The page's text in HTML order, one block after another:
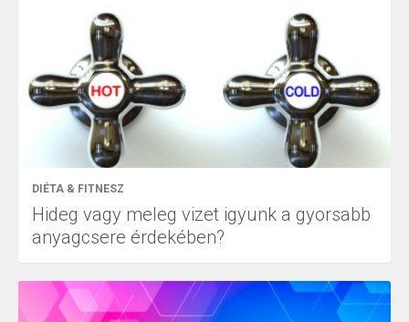
DIÉTA & FITNESZ
Hideg vagy meleg vizet igyunk a gyorsabb
anyagcsere érdekében?